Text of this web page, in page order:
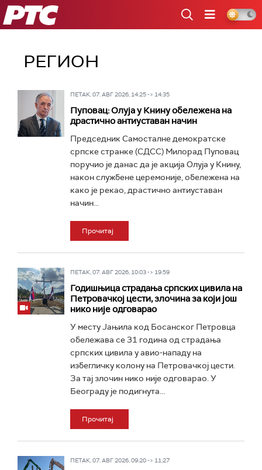
РТС
РЕГИОН
ПЕТАК, 07. АВГ 2026, 14:25 -> 14:35
Пуповац: Олуја у Книну обележена на
драстично антиуставан начин
Председник Самосталне демократске
српске странке (СДСС) Милорад Пуповац
поручио је данас да је акција Олуја у Книну,
након службене церемоније, обележена на
како је рекао, драстично антиуставан
начин...
Прочитај
ПЕТАК, 07. АВГ 2026, 10:03 -> 19:59
Годишњица страдања српских цивила на
Петровачкој цести, злочина за који још
нико није одговарао
У месту Јањила код Босанског Петровца
обележава се 31 година од страдања
српских цивила у авио-нападу на
избегличку колону на Петровачкој цести.
За тај злочин нико није одговарао. У
Београду је подигнута...
Прочитај
ПЕТАК, 07. АВГ 2026, 09:20 -> 11:27